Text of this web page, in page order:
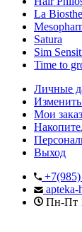
La
Satura
Sim
Time to
Личные
Мои
Выход
apteka-
Пн-Пт